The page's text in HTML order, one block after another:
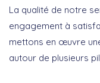
La qualité de notre
engagement à
mettons en œuvre
autour de plusieurs